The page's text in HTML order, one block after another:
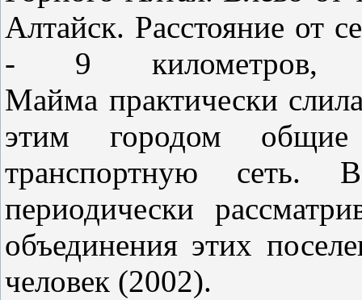
Алтайск. Расстояние от
- 9 километров,
Майма практически
этим городом
транспортную сеть. В
периодически
объединения этих
человек (2002).